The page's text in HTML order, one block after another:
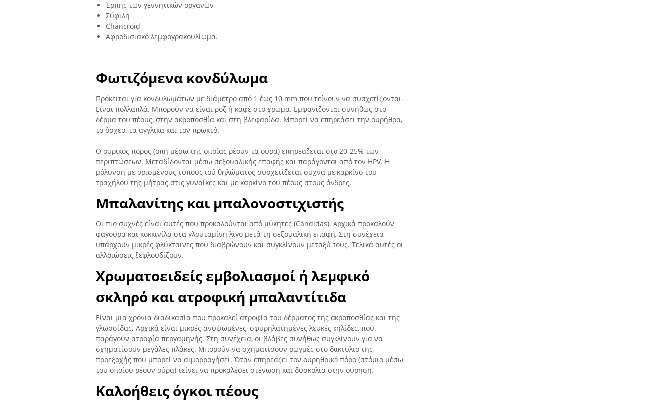
Έρπης των γεννητικών οργάνων
Σύφιλη
Chancroid
Αφροδισιακό λεμφογρακουλίωμα.
Φωτιζόμενα κονδύλωμα
Πρόκειται για κονδυλωμάτων με διάμετρο από 1 έως 10 mm που τείνουν να συσχετίζονται.
Είναι πολλαπλά. Μπορούν να είναι ροζ ή καφέ στο χρώμα. Εμφανίζονται συνήθως στο
δέρμα του πέους, στην ακροποσθία και στη βλεφαρίδα. Μπορεί να επηρεάσει την ουρήθρα,
το όσχεο, τα αγγλικά και τον πρωκτό.
Ο ουρικός πόρος (οπή μέσω της οποίας ρέουν τα ούρα) επηρεάζεται στο 20-25% των
περιπτώσεων. Μεταδίδονται μέσω σεξουαλικής επαφής και παράγονται από τον HPV. Η
μόλυνση με ορισμένους τύπους ιού θηλώματος συσχετίζεται συχνά με καρκίνο του
τραχήλου της μήτρας στις γυναίκες και με καρκίνο του πέους στους άνδρες.
Μπαλανίτης και μπαλονοστιχιστής
Οι πιο συχνές είναι αυτές που προκαλούνται από μύκητες (Cándidas). Αρχικά προκαλούν
φαγούρα και κοκκινίλα στα γλουταμίνη λίγο μετά τη σεξουαλική επαφή. Στη συνέχεια
υπάρχουν μικρές φλύκταινες που διαβρώνουν και συγκλίνουν μεταξύ τους. Τελικά αυτές οι
αλλοιώσεις ξεφλουδίζουν.
Χρωματοειδείς εμβολιασμοί ή λεμφικό
σκληρό και ατροφική μπαλαντίτιδα
Είναι μια χρόνια διαδικασία που προκαλεί ατροφία του δέρματος της ακροποσθίας και της
γλωσσίδας. Αρχικά είναι μικρές ανυψωμένες, σφυρηλατημένες λευκές κηλίδες, που
παράγουν ατροφία περγαμηνής. Στη συνέχεια, οι βλάβες συνήθως συγκλίνουν για να
σχηματίσουν μεγάλες πλάκες. Μπορούν να σχηματίσουν ρωγμές στο δακτύλιο της
προεξοχής που μπορεί να αιμορραγήσει. Όταν επηρεάζει τον ουρηθρικό πόρο (στόμιο μέσω
του οποίου ρέουν ούρα) τείνει να προκαλέσει στένωση και δυσκολία στην ούρηση.
Καλοήθεις όγκοι πέους